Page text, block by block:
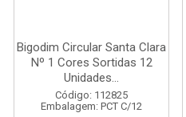
Bigodim Circular Santa Clara
Nº 1 Cores Sortidas 12
Unidades...
Código: 112825
Embalagem: PCT C/12